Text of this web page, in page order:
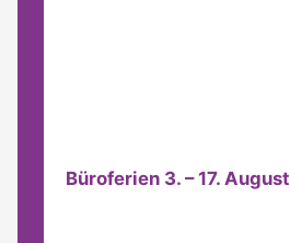
Büroferien 3. – 17. August